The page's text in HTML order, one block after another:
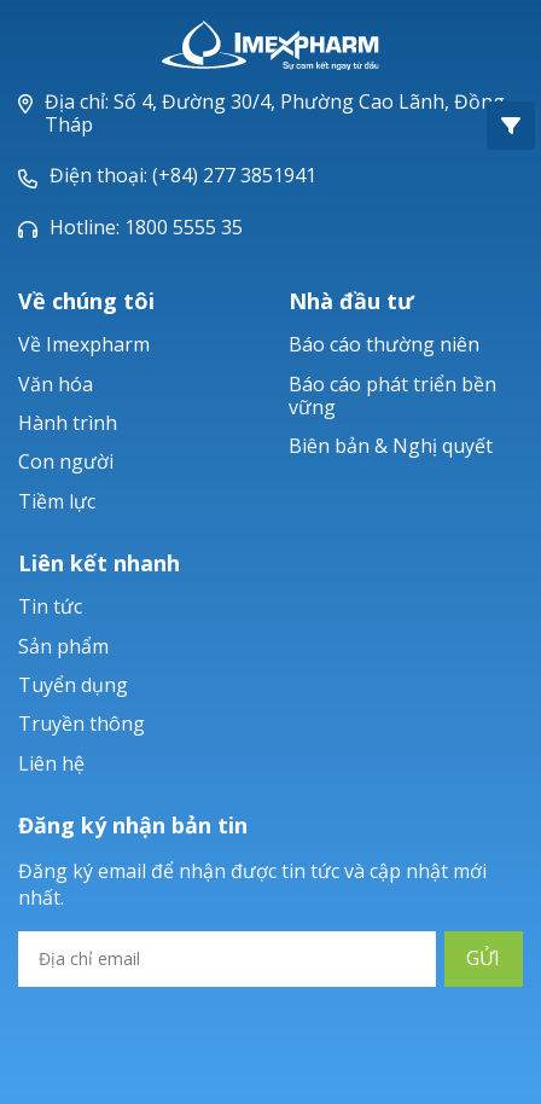
Piperacillin
Ticarlinat®
Zobacta®
Bacsulfo®
Địa chỉ: Số 4, Đường 30/4, Phường Cao Lãnh, Đồng
Tháp
Điện thoại: (+84) 277 3851941
Hotline: 1800 5555 35
Về chúng tôi
Về Imexpharm
Văn hóa
Hành trình
Con người
Tiềm lực
Nhà đầu tư
Báo cáo thường niên
Báo cáo phát triển bền
vững
Biên bản & Nghị quyết
Liên kết nhanh
Tin tức
Sản phẩm
Tuyển dụng
Truyền thông
Liên hệ
Đăng ký nhận bản tin
Đăng ký email để nhận được tin tức và cập nhật mới
nhất.
GỬI